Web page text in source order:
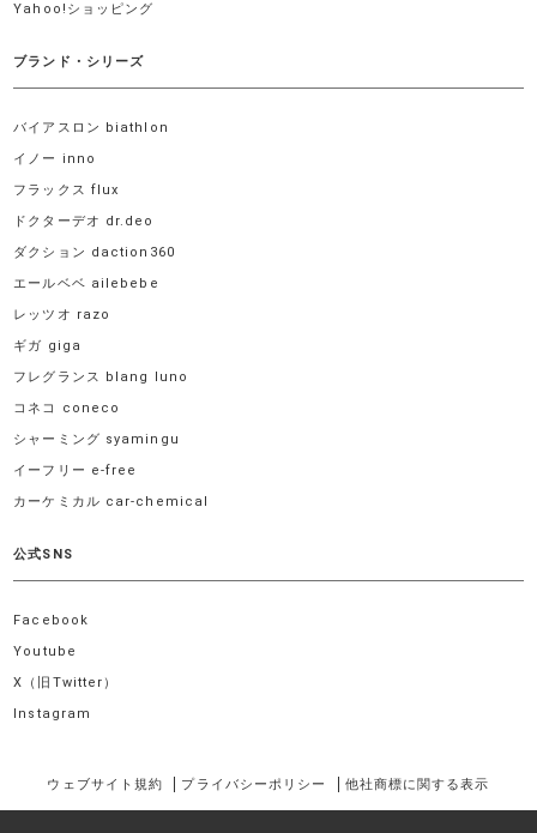
Yahoo!ショッピング
ブランド・シリーズ
バイアスロン biathlon
イノー inno
フラックス flux
ドクターデオ dr.deo
ダクション daction360
エールベベ ailebebe
レッツオ razo
ギガ giga
フレグランス blang luno
コネコ coneco
シャーミング syamingu
イーフリー e-free
カーケミカル car-chemical
公式SNS
Facebook
Youtube
X（旧Twitter）
Instagram
ウェブサイト規約 プライバシーポリシー 他社商標に関する表示